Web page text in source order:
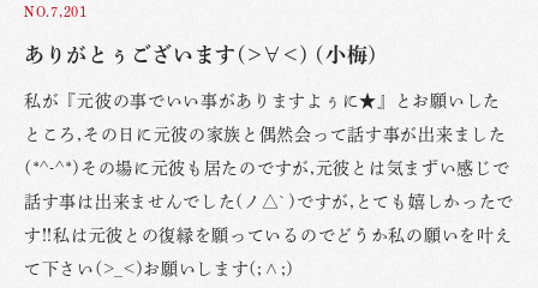
NO.7,201
ありがとぅございます(>∀<) (小梅)
私が『元彼の事でいい事がありますよぅに★』とお願いした
ところ,その日に元彼の家族と偶然会って話す事が出来ました
(*^-^*)その場に元彼も居たのですが,元彼とは気まずい感じで
話す事は出来ませんでした(ノ△`)ですが,とても嬉しかったで
す!!私は元彼との復縁を願っているのでどうか私の願いを叶え
て下さい(>_<)お願いします(;∧;)